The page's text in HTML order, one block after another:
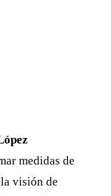
medidas de
visión de